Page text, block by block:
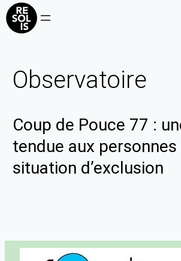
Observatoire
Coup de Pouce 77 :
tendue aux personnes
situation d’exclusion